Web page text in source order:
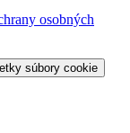
osobných
súbory cookie